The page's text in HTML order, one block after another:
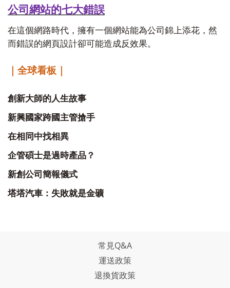
公司網站的七大錯誤
在這個網路時代，擁有一個網站能為公司錦上添花，然
而錯誤的網頁設計卻可能造成反效果。
｜全球看板｜
創新大師的人生故事
新興國家跨國主管搶手
在相同中找相異
企管碩士是過時產品？
新創公司簡報儀式
塔塔汽車：失敗就是金礦
常見Q&A
運送政策
退換貨政策